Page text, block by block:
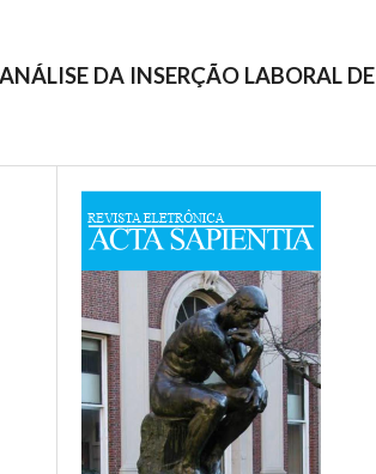
DA INSERÇÃO LABORAL DE